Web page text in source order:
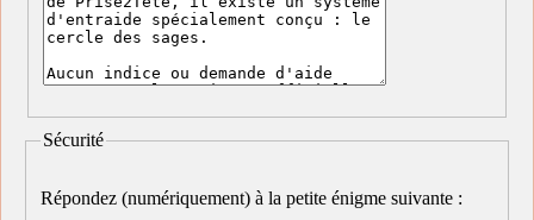
Sécurité
Répondez (numériquement) à la petite énigme suivante :